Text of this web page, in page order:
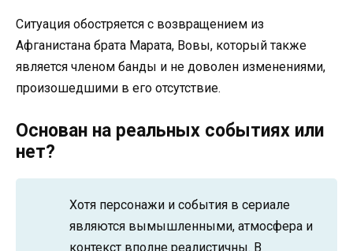
Ситуация обостряется с возвращением из
Афганистана брата Марата, Вовы, который также
является членом банды и не доволен изменениями,
произошедшими в его отсутствие.
Основан на реальных событиях или
нет?
Хотя персонажи и события в сериале
являются вымышленными, атмосфера и
контекст вполне реалистичны. В